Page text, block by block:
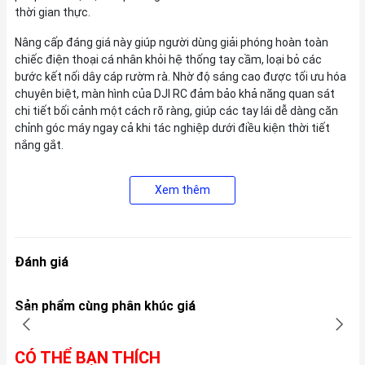
thời gian thực.
Nâng cấp đáng giá này giúp người dùng giải phóng hoàn toàn
chiếc điện thoại cá nhân khỏi hệ thống tay cầm, loại bỏ các
bước kết nối dây cáp rườm rà. Nhờ độ sáng cao được tối ưu hóa
chuyên biệt, màn hình của DJI RC đảm bảo khả năng quan sát
chi tiết bối cảnh một cách rõ ràng, giúp các tay lái dễ dàng căn
chỉnh góc máy ngay cả khi tác nghiệp dưới điều kiện thời tiết
nắng gắt.
Xem thêm
Đánh giá
Sản phẩm cùng phân khúc giá
CÓ THỂ BẠN THÍCH